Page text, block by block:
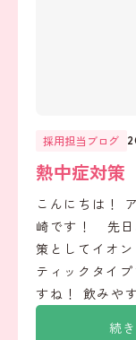
続
採用担当ブログ
熱中症対策
こんにちは！
崎です！ 先日
策としてイオ
ティックタイ
すね！ 飲みや